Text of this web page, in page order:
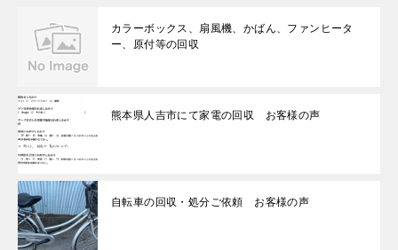
カラーボックス、扇風機、かばん、ファンヒータ
ー、原付等の回収
熊本県人吉市にて家電の回収 お客様の声
自転車の回収・処分ご依頼 お客様の声